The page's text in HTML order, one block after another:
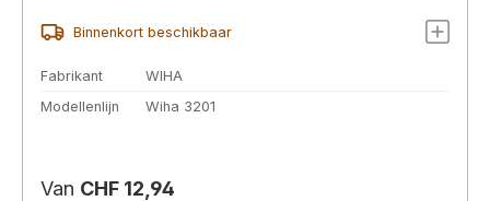
Binnenkort beschikbaar
Fabrikant
WIHA
Modellenlijn
Wiha 3201
Normale prijs:
Van CHF 12,94